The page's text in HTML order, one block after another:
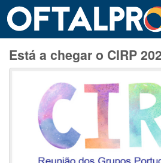
Está a chegar o CIRP